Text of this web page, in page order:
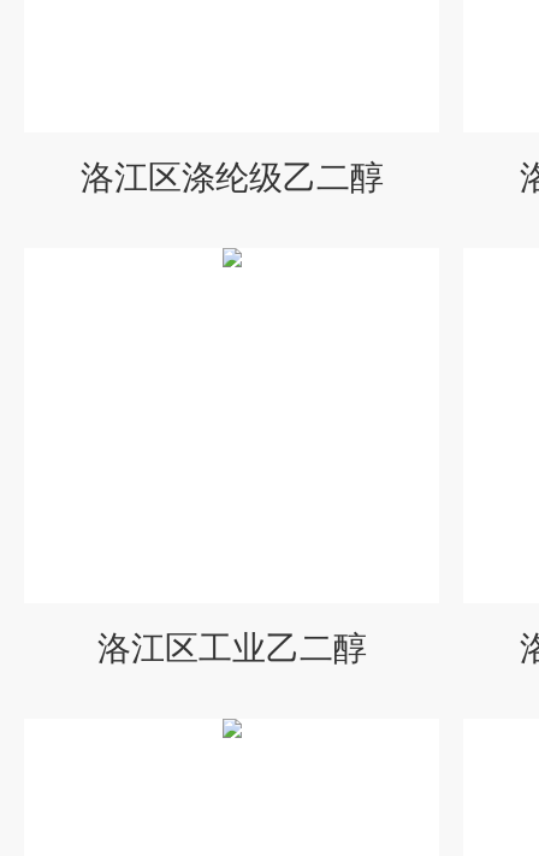
洛江区涤纶级乙二醇
洛江区工业乙二醇